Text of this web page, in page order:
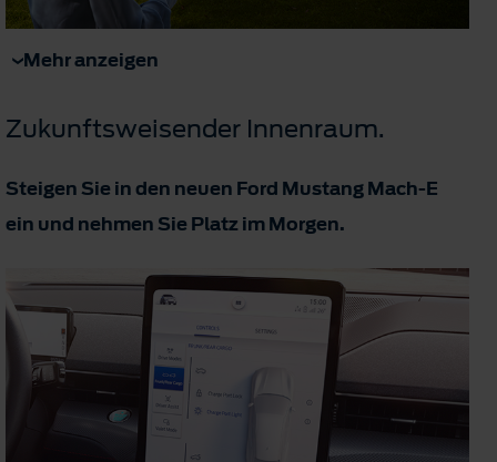
Mehr anzeigen
Zukunftsweisender Innenraum.
Steigen Sie in den neuen Ford Mustang Mach-E
ein und nehmen Sie Platz im Morgen.